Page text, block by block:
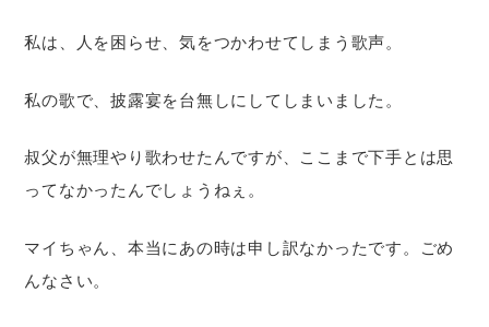
私は、人を困らせ、気をつかわせてしまう歌声。
私の歌で、披露宴を台無しにしてしまいました。
叔父が無理やり歌わせたんですが、ここまで下手とは思
ってなかったんでしょうねぇ。
マイちゃん、本当にあの時は申し訳なかったです。ごめ
んなさい。